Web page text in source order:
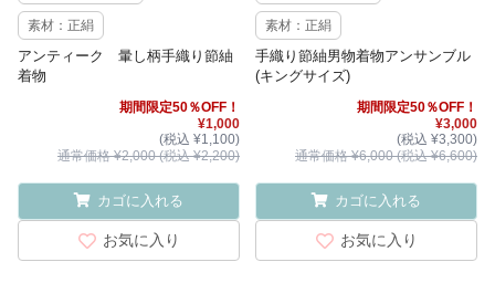
素材：正絹
アンティーク 暈し柄手織り節紬
着物
期間限定50％OFF！
¥1,000
(税込 ¥1,100)
通常価格 ¥2,000 (税込 ¥2,200)
カゴに入れる
お気に入り
素材：正絹
手織り節紬男物着物アンサンブル
(キングサイズ)
期間限定50％OFF！
¥3,000
(税込 ¥3,300)
通常価格 ¥6,000 (税込 ¥6,600)
カゴに入れる
お気に入り